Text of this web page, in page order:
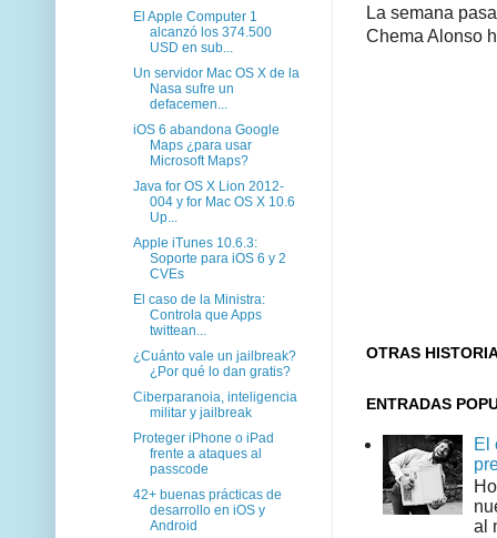
La semana
Chema Alonso
OTRAS
ENTRADAS
El
al
El Apple Computer 1
alcanzó los 374.500
USD en sub...
Un servidor Mac OS X de la
Nasa sufre un
defacemen...
iOS 6 abandona Google
Maps ¿para usar
Microsoft Maps?
Java for OS X Lion 2012-
004 y for Mac OS X 10.6
Up...
Apple iTunes 10.6.3:
Soporte para iOS 6 y 2
CVEs
El caso de la Ministra:
Controla que Apps
twittean...
¿Cuánto vale un jailbreak?
¿Por qué lo dan gratis?
Ciberparanoia, inteligencia
militar y jailbreak
Proteger iPhone o iPad
frente a ataques al
passcode
42+ buenas prácticas de
desarrollo en iOS y
Android